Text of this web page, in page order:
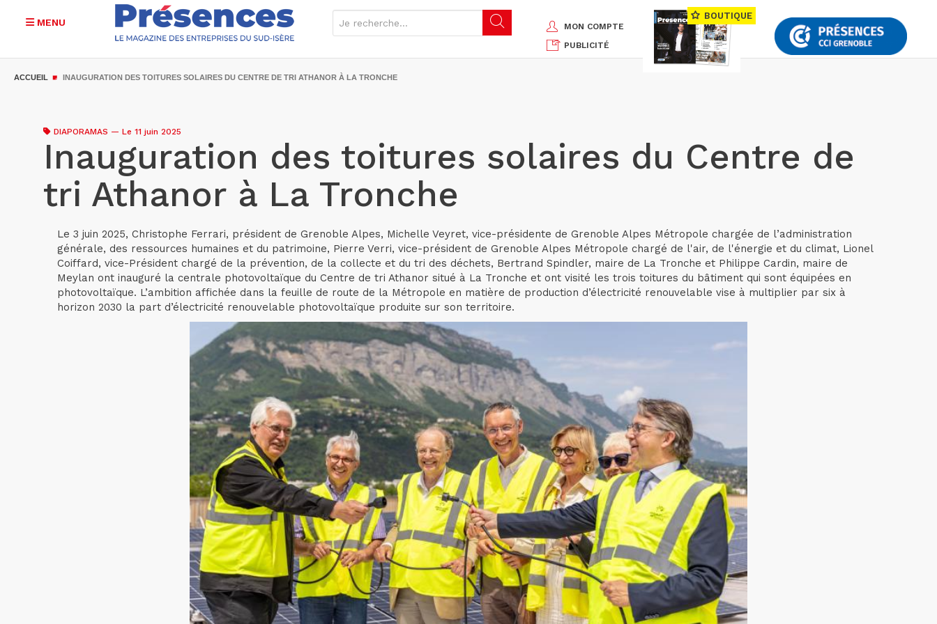
MENU
MON COMPTE
PUBLICITÉ
BOUTIQUE
ACCUEIL INAUGURATION DES TOITURES SOLAIRES DU CENTRE DE TRI ATHANOR À LA TRONCHE
DIAPORAMAS — Le 11 juin 2025
Inauguration des toitures solaires du Centre de
tri Athanor à La Tronche
Le 3 juin 2025, Christophe Ferrari, président de Grenoble Alpes, Michelle Veyret, vice-présidente de Grenoble Alpes Métropole chargée de l’administration
générale, des ressources humaines et du patrimoine, Pierre Verri, vice-président de Grenoble Alpes Métropole chargé de l'air, de l'énergie et du climat, Lionel
Coiffard, vice-Président chargé de la prévention, de la collecte et du tri des déchets, Bertrand Spindler, maire de La Tronche et Philippe Cardin, maire de
Meylan ont inauguré la centrale photovoltaïque du Centre de tri Athanor situé à La Tronche et ont visité les trois toitures du bâtiment qui sont équipées en
photovoltaïque. L’ambition affichée dans la feuille de route de la Métropole en matière de production d’électricité renouvelable vise à multiplier par six à
horizon 2030 la part d’électricité renouvelable photovoltaïque produite sur son territoire.